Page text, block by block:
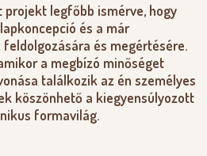
projekt legfőbb ismérve, hogy
és a már
és megértésére.
a megbízó minőséget
találkozik az én személyes
köszönhető a kiegyensúlyozott
formavilág.